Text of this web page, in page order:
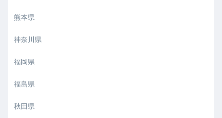
熊本県
神奈川県
福岡県
福島県
秋田県